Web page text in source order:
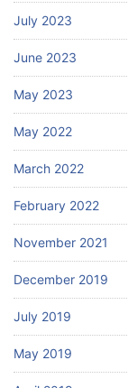
July 2023
June 2023
May 2023
May 2022
March 2022
February 2022
November 2021
December 2019
July 2019
May 2019